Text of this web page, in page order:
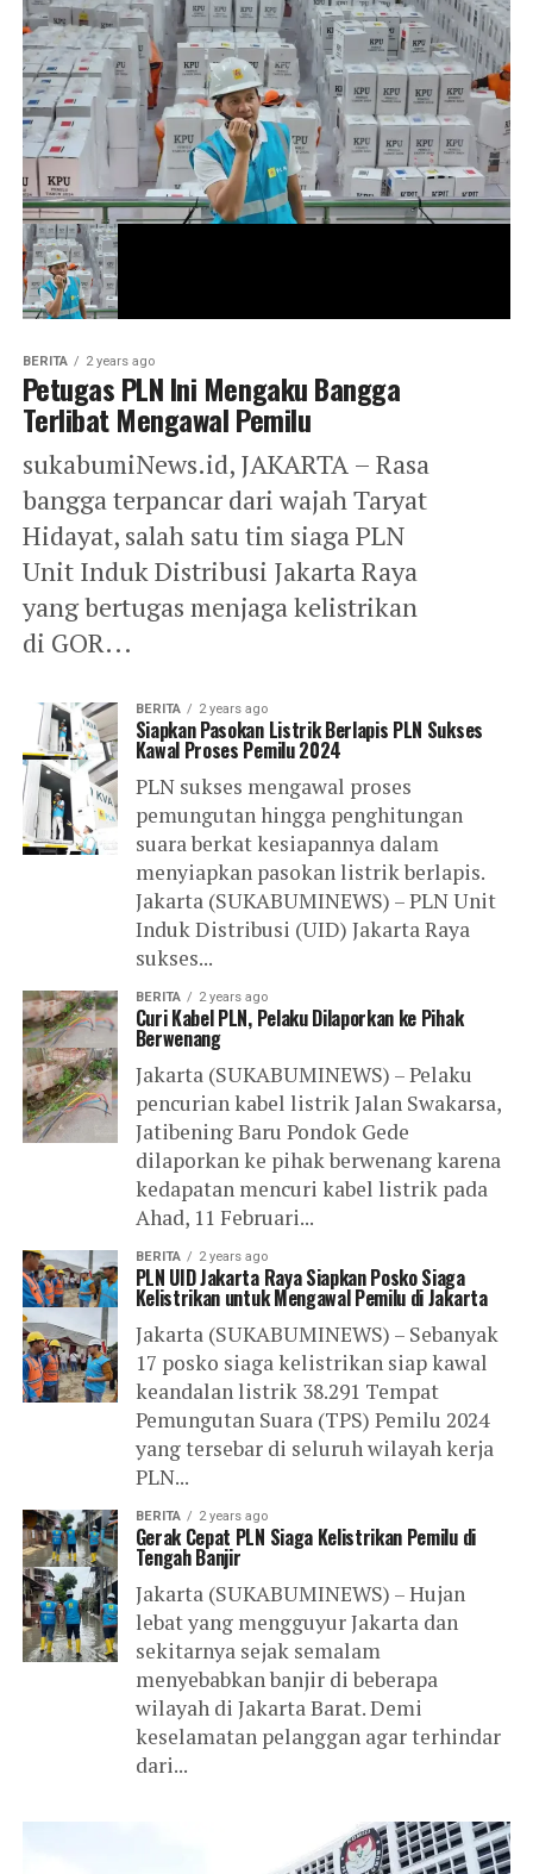
BERITA 2 years ago
Petugas PLN Ini Mengaku Bangga
Terlibat Mengawal Pemilu
sukabumiNews.id, JAKARTA – Rasa
bangga terpancar dari wajah Taryat
Hidayat, salah satu tim siaga PLN
Unit Induk Distribusi Jakarta Raya
yang bertugas menjaga kelistrikan
di GOR...
BERITA 2 years ago
Siapkan Pasokan Listrik Berlapis PLN Sukses
Kawal Proses Pemilu 2024
PLN sukses mengawal proses
pemungutan hingga penghitungan
suara berkat kesiapannya dalam
menyiapkan pasokan listrik berlapis.
Jakarta (SUKABUMINEWS) – PLN Unit
Induk Distribusi (UID) Jakarta Raya
sukses...
BERITA 2 years ago
Curi Kabel PLN, Pelaku Dilaporkan ke Pihak
Berwenang
Jakarta (SUKABUMINEWS) – Pelaku
pencurian kabel listrik Jalan Swakarsa,
Jatibening Baru Pondok Gede
dilaporkan ke pihak berwenang karena
kedapatan mencuri kabel listrik pada
Ahad, 11 Februari...
BERITA 2 years ago
PLN UID Jakarta Raya Siapkan Posko Siaga
Kelistrikan untuk Mengawal Pemilu di Jakarta
Jakarta (SUKABUMINEWS) – Sebanyak
17 posko siaga kelistrikan siap kawal
keandalan listrik 38.291 Tempat
Pemungutan Suara (TPS) Pemilu 2024
yang tersebar di seluruh wilayah kerja
PLN...
BERITA 2 years ago
Gerak Cepat PLN Siaga Kelistrikan Pemilu di
Tengah Banjir
Jakarta (SUKABUMINEWS) – Hujan
lebat yang mengguyur Jakarta dan
sekitarnya sejak semalam
menyebabkan banjir di beberapa
wilayah di Jakarta Barat. Demi
keselamatan pelanggan agar terhindar
dari...